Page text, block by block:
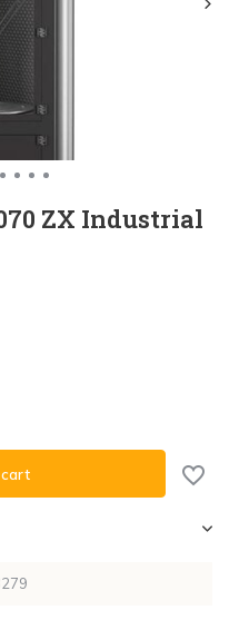
ZX Industrial